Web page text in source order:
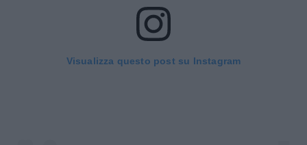
Visualizza questo post su Instagram